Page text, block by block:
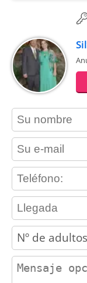
contact_name
contact_email
contact_phone
adults
contact_message